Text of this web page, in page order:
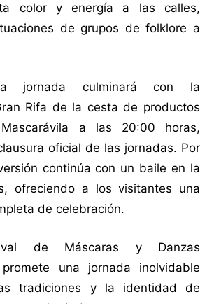
color y energía a las calles,
de grupos de folklore a
la jornada culminará con la
Rifa de la cesta de productos
a las 20:00 horas,
oficial de las jornadas. Por
continúa con un baile en la
ofreciendo a los visitantes una
de celebración.
de Máscaras y Danzas
promete una jornada inolvidable
tradiciones y la identidad de